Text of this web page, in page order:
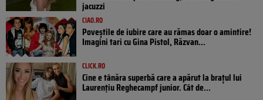
jacuzzi
CIAO.RO
Poveştile de iubire care au rămas doar o amintire!
Imagini tari cu Gina Pistol, Răzvan...
CLICK.RO
Cine e tânăra superbă care a apărut la brațul lui
Laurențiu Reghecampf junior. Cât de...